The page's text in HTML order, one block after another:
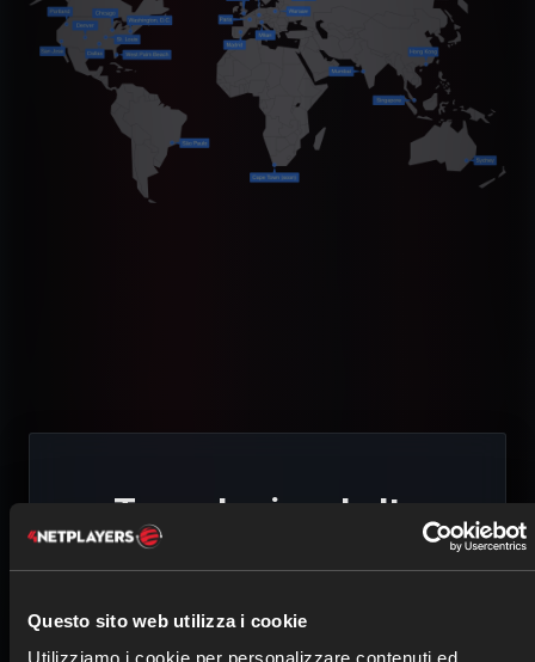
Questo sito web utilizza i cookie
Utilizziamo i cookie per personalizzare contenuti ed
Tecnologia ad alte
prestazioni per il tuo
World